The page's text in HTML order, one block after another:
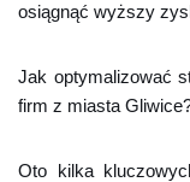
osiągnąć wyższy
Jak optymalizować
firm z miasta
Oto kilka